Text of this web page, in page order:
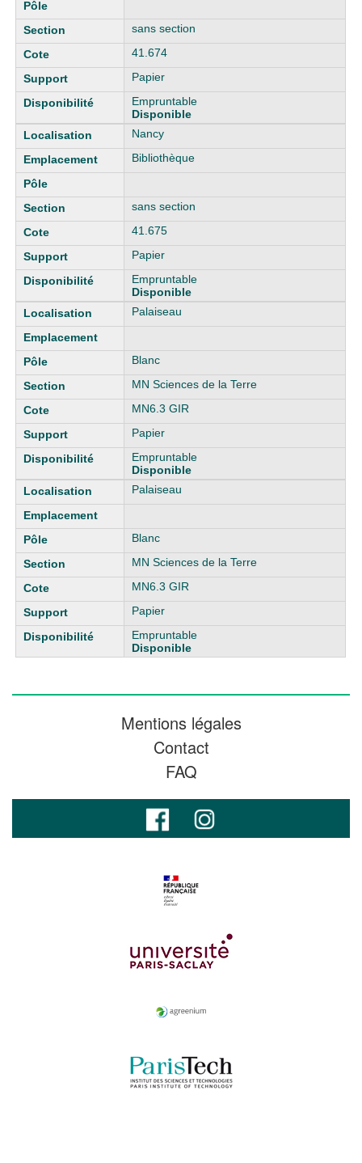
sans section
41.674
Papier
Empruntable
Disponible
Nancy
Bibliothèque
sans section
41.675
Papier
Empruntable
Disponible
Palaiseau
Blanc
MN Sciences de la Terre
MN6.3 GIR
Papier
Empruntable
Disponible
Palaiseau
Blanc
MN Sciences de la Terre
MN6.3 GIR
Papier
Empruntable
Disponible
Mentions légales
Contact
FAQ